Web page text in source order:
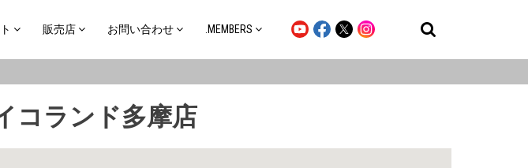
販売店 お問い合わせ .MEMBERS
コランド多摩店